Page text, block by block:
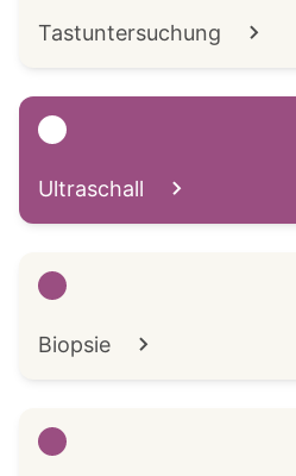
Tastuntersuchung
Ultraschall
Biopsie